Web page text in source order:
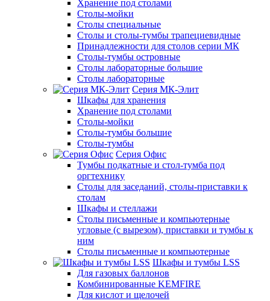
Хранение под столами
Столы-мойки
Столы специальные
Столы и столы-тумбы трапециевидные
Принадлежности для столов серии МК
Столы-тумбы островные
Столы лабораторные большие
Столы лабораторные
Серия МК-Элит
Шкафы для хранения
Хранение под столами
Столы-мойки
Столы-тумбы большие
Столы-тумбы
Серия Офис
Тумбы подкатные и стол-тумба под
оргтехнику
Столы для заседаний, столы-приставки к
столам
Шкафы и стеллажи
Столы письменные и компьютерные
угловые (с вырезом), приставки и тумбы к
ним
Столы письменные и компьютерные
Шкафы и тумбы LSS
Для газовых баллонов
Комбинированные KEMFIRE
Для кислот и щелочей